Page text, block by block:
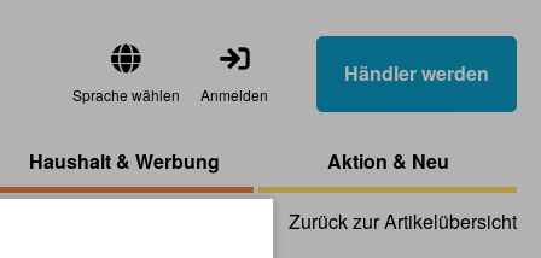
Sprache wählen Anmelden
Händler werden
Haushalt & Werbung Aktion & Neu
Zurück zur Artikelübersicht